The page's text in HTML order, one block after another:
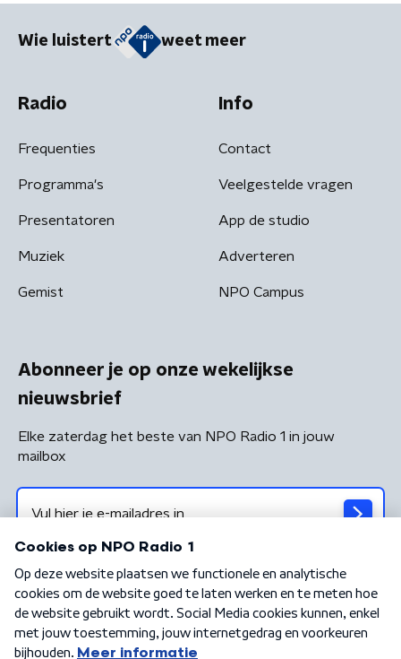
Wie luistert weet meer
Radio
Frequenties
Programma's
Presentatoren
Muziek
Gemist
Info
Contact
Veelgestelde vragen
App de studio
Adverteren
NPO Campus
Abonneer je op onze wekelijkse
nieuwsbrief
Elke zaterdag het beste van NPO Radio 1 in jouw
mailbox
Algemene voorwaarden